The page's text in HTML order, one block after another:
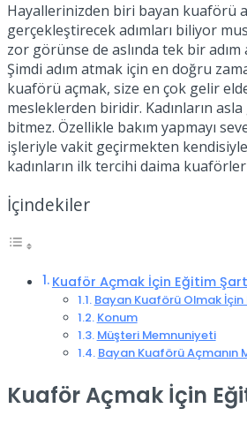
Hayallerinizden biri bayan kuaförü
gerçekleştirecek adımları biliyor
zor görünse de aslında tek bir
Şimdi adım atmak için en doğru
kuaförü açmak, size en çok gelir
mesleklerden biridir. Kadınların
bitmez. Özellikle bakım yapmayı
işleriyle vakit geçirmekten
kadınların ilk tercihi daima
İçindekiler
Kuaför Açmak İçin Eğitim Şart
Bayan Kuaförü Olmak İçin
Konum
Müşteri Memnuniyeti
Bayan Kuaförü Açmanın
Kuaför Açmak İçin